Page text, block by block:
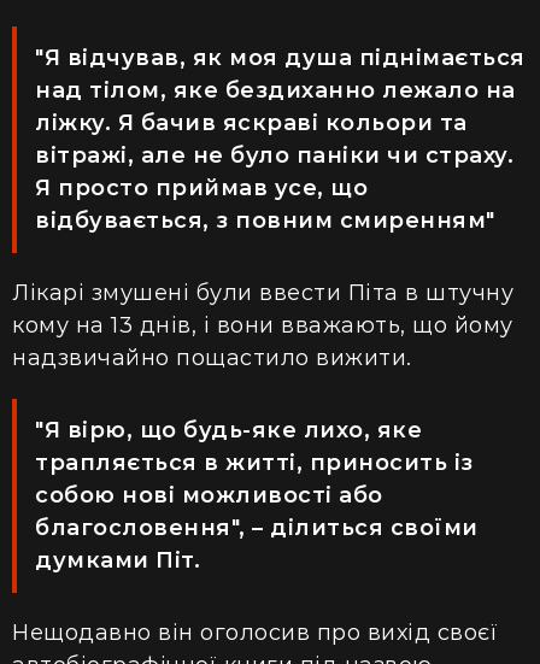
"Я відчував, як моя душа піднімається
над тілом, яке бездиханно лежало на
ліжку. Я бачив яскраві кольори та
вітражі, але не було паніки чи страху.
Я просто приймав усе, що
відбувається, з повним смиренням"
Лікарі змушені були ввести Піта в штучну
кому на 13 днів, і вони вважають, що йому
надзвичайно пощастило вижити.
"Я вірю, що будь-яке лихо, яке
трапляється в житті, приносить із
собою нові можливості або
благословення", – ділиться своїми
думками Піт.
Нещодавно він оголосив про вихід своєї